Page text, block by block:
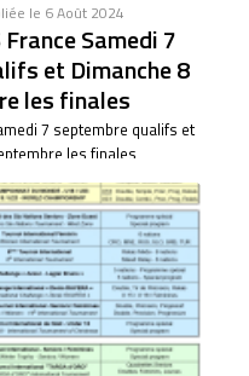
le 6 Août 2024
France Samedi 7
et Dimanche 8
les finales
7 septembre qualifs et
les finales